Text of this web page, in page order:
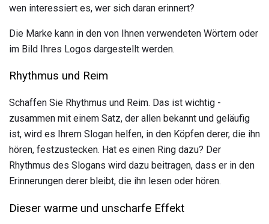
wen interessiert es, wer sich daran erinnert?
Die Marke kann in den von Ihnen verwendeten Wörtern oder
im Bild Ihres Logos dargestellt werden.
Rhythmus und Reim
Schaffen Sie Rhythmus und Reim. Das ist wichtig -
zusammen mit einem Satz, der allen bekannt und geläufig
ist, wird es Ihrem Slogan helfen, in den Köpfen derer, die ihn
hören, festzustecken. Hat es einen Ring dazu? Der
Rhythmus des Slogans wird dazu beitragen, dass er in den
Erinnerungen derer bleibt, die ihn lesen oder hören.
Dieser warme und unscharfe Effekt